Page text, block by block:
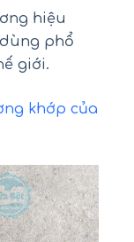
hiệu
phổ
giới.
khớp của